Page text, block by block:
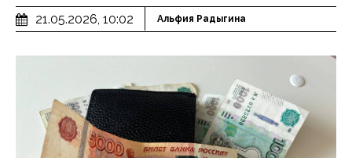
21.05.2026, 10:02 Альфия Радыгина